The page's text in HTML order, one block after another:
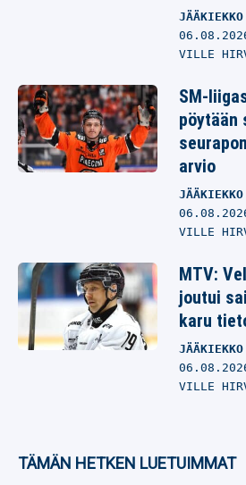
JÄÄKIEKKO
VILLE
SM-
pöytään
arvio
JÄÄKIEKKO
VILLE
MTV:
joutui
karu
JÄÄKIEKKO
VILLE
TÄMÄN HETKEN LUETUIMMAT